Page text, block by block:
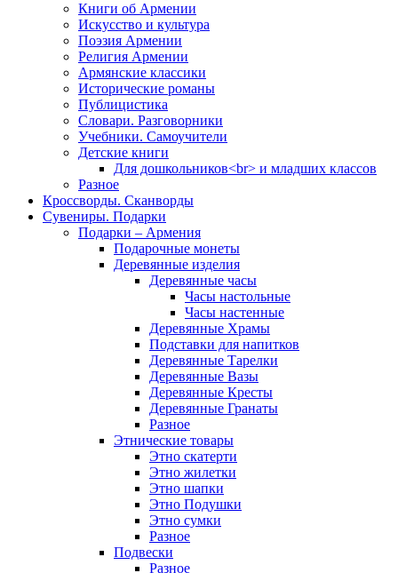
Книги об Армении
Иcкусство и культура
Поэзия Армении
Религия Армении
Армянские классики
Исторические романы
Публицистика
Словари. Разговорники
Учебники. Самоучители
Детские книги
Для дошкольников<br> и младших классов
Разное
Кроссворды. Сканворды
Сувениры. Подарки
Подарки – Армения
Подарочные монеты
Деревянные изделия
Деревянные часы
Часы настольные
Часы настенные
Деревянные Храмы
Подставки для напитков
Деревянные Тарелки
Деревянные Вазы
Деревянные Кресты
Деревянные Гранаты
Разное
Этнические товары
Этно скатерти
Этно жилетки
Этно шапки
Этно Подушки
Этно сумки
Разное
Подвески
Разное